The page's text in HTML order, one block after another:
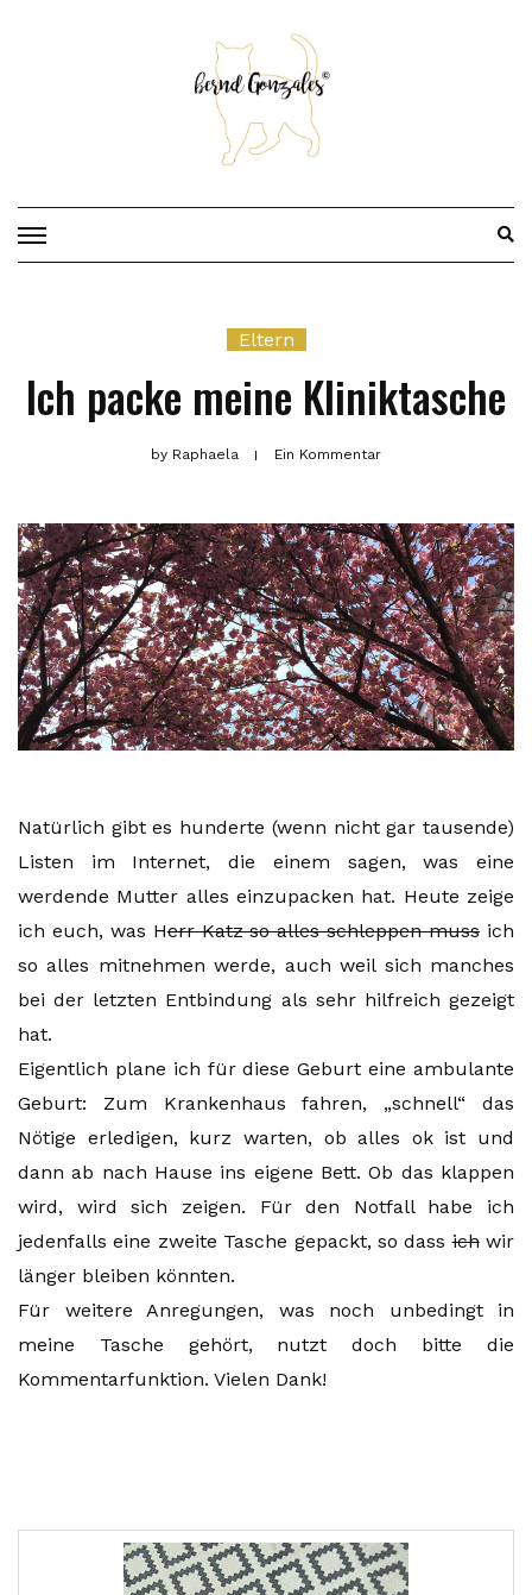
Eltern
Ich packe meine Kliniktasche
by Raphaela Ein Kommentar
Natürlich gibt es hunderte (wenn nicht gar tausende)
Listen im Internet, die einem sagen, was eine
werdende Mutter alles einzupacken hat. Heute zeige
ich euch, was Herr Katz so alles schleppen mussich
so alles mitnehmen werde, auch weil sich manches
bei der letzten Entbindung als sehr hilfreich gezeigt
hat.
Eigentlich plane ich für diese Geburt eine ambulante
Geburt: Zum Krankenhaus fahren, „schnell“ das
Nötige erledigen, kurz warten, ob alles ok ist und
dann ab nach Hause ins eigene Bett. Ob das klappen
wird, wird sich zeigen. Für den Notfall habe ich
jedenfalls eine zweite Tasche gepackt, so dassichwir
länger bleiben könnten.
Für weitere Anregungen, was noch unbedingt in
meine Tasche gehört, nutzt doch bitte die
Kommentarfunktion. Vielen Dank!